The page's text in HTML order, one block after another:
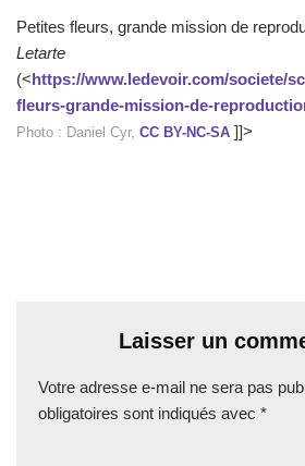
Petites fleurs, grande mission de
Letarte
(<https://www.ledevoir.com/societe/
fleurs-grande-mission-de-
Photo : Daniel Cyr, CC BY-NC-SA ]]>
Laisser un
Votre adresse e-mail ne sera pas
obligatoires sont indiqués avec *